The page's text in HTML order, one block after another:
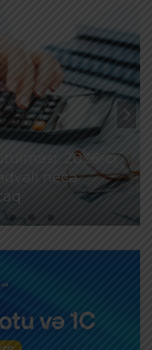
2026-cı
necə